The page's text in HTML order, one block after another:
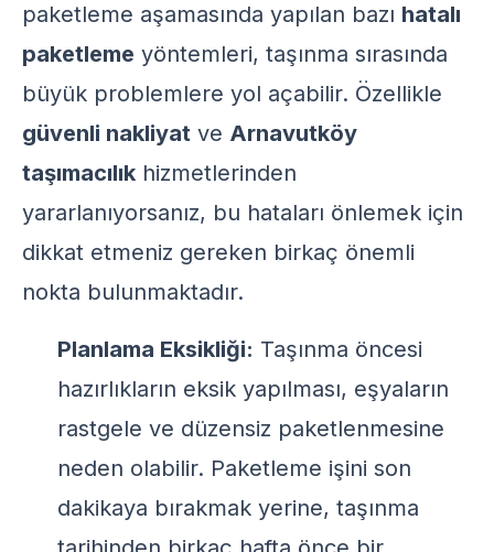
paketleme aşamasında yapılan bazı hatalı
paketleme yöntemleri, taşınma sırasında
büyük problemlere yol açabilir. Özellikle
güvenli nakliyat ve Arnavutköy
taşımacılık hizmetlerinden
yararlanıyorsanız, bu hataları önlemek için
dikkat etmeniz gereken birkaç önemli
nokta bulunmaktadır.
Planlama Eksikliği: Taşınma öncesi
hazırlıkların eksik yapılması, eşyaların
rastgele ve düzensiz paketlenmesine
neden olabilir. Paketleme işini son
dakikaya bırakmak yerine, taşınma